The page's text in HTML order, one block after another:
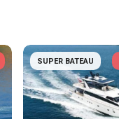
SUPER BATEAU